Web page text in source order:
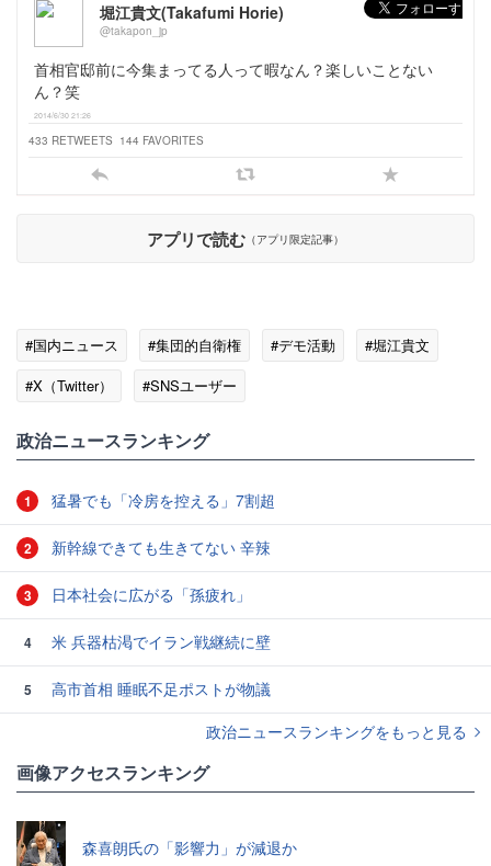
堀江貴文(Takafumi Horie)
@takapon_jp
首相官邸前に今集まってる人って暇なん？楽しいことない
ん？笑
2014/6/30 21:26
433 RETWEETS 144 FAVORITES
アプリで読む （アプリ限定記事）
#国内ニュース #集団的自衛権 #デモ活動
#堀江貴文
#X（Twitter）
#SNSユーザー
政治ニュースランキング
1 猛暑でも「冷房を控える」7割超
2 新幹線できても生きてない 辛辣
3 日本社会に広がる「孫疲れ」
4 米 兵器枯渇でイラン戦継続に壁
5
高市首相 睡眠不足ポストが物議
政治ニュースランキングをもっと見る
画像アクセスランキング
森喜朗氏の「影響力」が減退か